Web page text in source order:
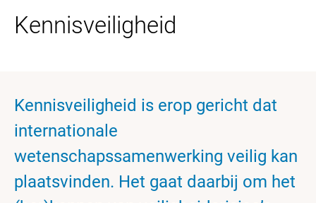
Kennisveiligheid is erop gericht dat
internationale
wetenschapssamenwerking veilig kan
plaatsvinden. Het gaat daarbij om het